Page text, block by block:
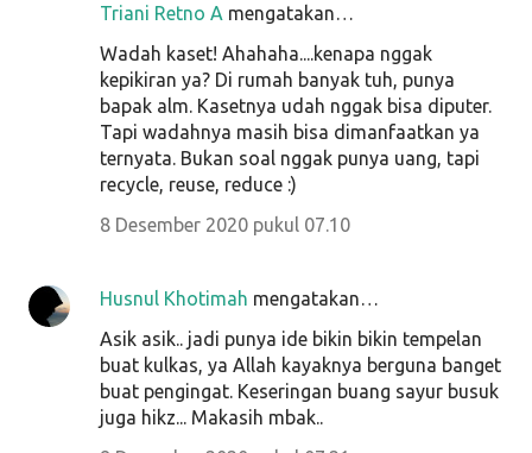
Triani Retno A mengatakan…
Wadah kaset! Ahahaha....kenapa nggak
kepikiran ya? Di rumah banyak tuh, punya
bapak alm. Kasetnya udah nggak bisa diputer.
Tapi wadahnya masih bisa dimanfaatkan ya
ternyata. Bukan soal nggak punya uang, tapi
recycle, reuse, reduce :)
8 Desember 2020 pukul 07.10
Husnul Khotimah mengatakan…
Asik asik.. jadi punya ide bikin bikin tempelan
buat kulkas, ya Allah kayaknya berguna banget
buat pengingat. Keseringan buang sayur busuk
juga hikz... Makasih mbak..